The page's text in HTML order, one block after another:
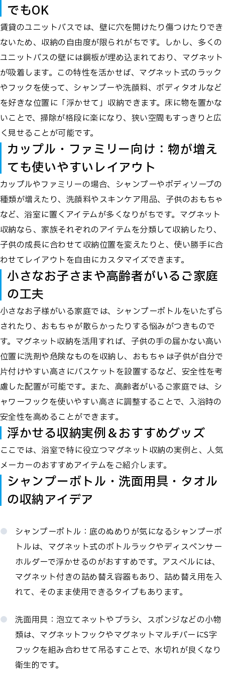
でもOK
賃貸のユニットバスでは、壁に穴を開けたり傷つけたりでき
ないため、収納の自由度が限られがちです。しかし、多くの
ユニットバスの壁には鋼板が埋め込まれており、マグネット
が吸着します。この特性を活かせば、マグネット式のラック
やフックを使って、シャンプーや洗顔料、ボディタオルなど
を好きな位置に「浮かせて」収納できます。床に物を置かな
いことで、掃除が格段に楽になり、狭い空間もすっきりと広
く見せることが可能です。
カップル・ファミリー向け：物が増え
ても使いやすいレイアウト
カップルやファミリーの場合、シャンプーやボディソープの
種類が増えたり、洗顔料やスキンケア用品、子供のおもちゃ
など、浴室に置くアイテムが多くなりがちです。マグネット
収納なら、家族それぞれのアイテムを分類して収納したり、
子供の成長に合わせて収納位置を変えたりと、使い勝手に合
わせてレイアウトを自由にカスタマイズできます。
小さなお子さまや高齢者がいるご家庭
の工夫
小さなお子様がいる家庭では、シャンプーボトルをいたずら
されたり、おもちゃが散らかったりする悩みがつきもので
す。マグネット収納を活用すれば、子供の手の届かない高い
位置に洗剤や危険なものを収納し、おもちゃは子供が自分で
片付けやすい高さにバスケットを設置するなど、安全性を考
慮した配置が可能です。また、高齢者がいるご家庭では、シ
ャワーフックを使いやすい高さに調整することで、入浴時の
安全性を高めることができます。
浮かせる収納実例＆おすすめグッズ
ここでは、浴室で特に役立つマグネット収納の実例と、人気
メーカーのおすすめアイテムをご紹介します。
シャンプーボトル・洗面用具・タオル
の収納アイデア
シャンプーボトル：底のぬめりが気になるシャンプーボ
トルは、マグネット式のボトルラックやディスペンサー
ホルダーで浮かせるのがおすすめです。アスベルには、
マグネット付きの詰め替え容器もあり、詰め替え用を入
れて、そのまま使用できるタイプもあります。
洗面用具：泡立てネットやブラシ、スポンジなどの小物
類は、マグネットフックやマグネットマルチバーにS字
フックを組み合わせて吊るすことで、水切れが良くなり
衛生的です。